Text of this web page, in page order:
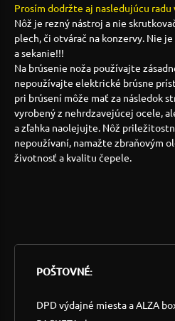
Prosím dodržte aj nasledujúcu radu
Nôž je rezný nástroj a nie
plech, či otvárač na konzervy. Nie
a sekanie!!!
Na brúsenie noža používajte
nepoužívajte elektrické brúsne
pri brúsení môže mať za následok
vyrobený z nehrdzavejúcej ocele,
a zľahka naolejujte. Nôž
nepoužívaní, namažte zbraňovým
životnosť a kvalitu čepele.
POŠTOVNÉ:
DPD výdajné miesta a ALZA